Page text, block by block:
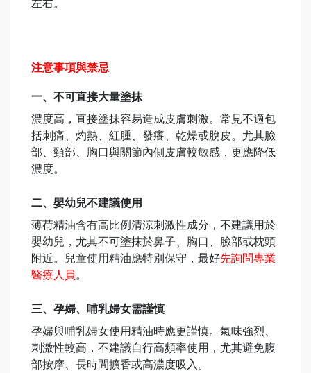
左右。
注意事項與禁忌
一、不可直接大量塗抹
濃度高，直接塗抹容易造成皮膚刺激。常見不適包
括刺痛、灼熱、紅腫、發癢、乾燥或脫皮。尤其臉
部、頸部、胸口與關節內側皮膚較敏感，更應降低
濃度。
二、嬰幼兒不建議使用
薄荷精油含有高比例清涼刺激性成分，不建議用於
嬰幼兒，尤其不可塗抹於鼻子、胸口、臉部或枕頭
附近。兒童使用精油應特別保守，最好先詢問專業
醫療人員 。
三、孕婦、哺乳婦女需謹慎
孕婦與哺乳婦女使用精油時應更謹慎。氣味強烈、
刺激性較高，不建議自行高頻率使用，尤其避免腹
部按摩、長時間擴香或高濃度吸入。